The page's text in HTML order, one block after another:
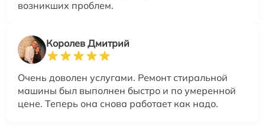
возникших проблем.
Королев Дмитрий
Очень доволен услугами. Ремонт стиральной
машины был выполнен быстро и по умеренной
цене. Теперь она снова работает как надо.